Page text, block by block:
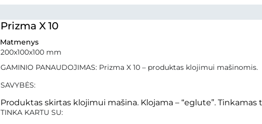
Prizma X 10
Matmenys
200x100x100 mm
GAMINIO PANAUDOJIMAS: Prizma X 10 – produktas klojimui mašinomis.
SAVYBĖS:
Produktas skirtas klojimui mašina. Klojama – “eglute”.
TINKA KARTU SU: